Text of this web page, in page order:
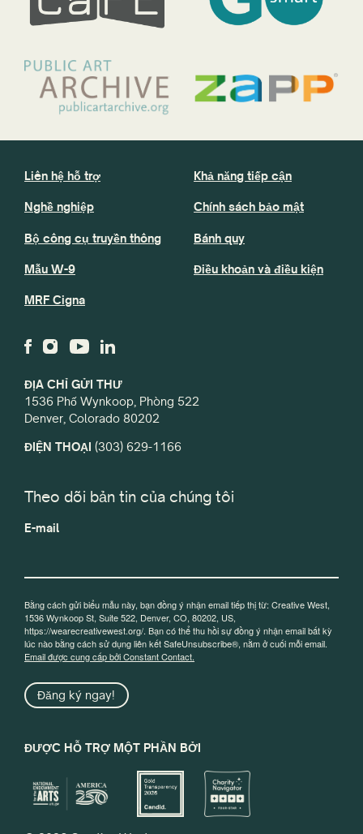
ĐỊA CHỈ GỬI THƯ
1536 Phố Wynkoop, Phòng 522
Denver, Colorado 80202
ĐIỆN THOẠI (303) 629-1166
Liên hệ hỗ trợ
Nghề nghiệp
Bộ công cụ truyền thông
Mẫu W-9
MRF Cigna
Khả năng tiếp cận
Chính sách bảo mật
Bánh quy
Điều khoản và điều kiện
Theo dõi bản tin của chúng tôi
E-mail
Bằng cách gửi biểu mẫu này, bạn đồng ý nhận email tiếp thị từ: Creative West,
1536 Wynkoop St, Suite 522, Denver, CO, 80202, US,
https://wearecreativewest.org/. Bạn có thể thu hồi sự đồng ý nhận email bất kỳ
lúc nào bằng cách sử dụng liên kết SafeUnsubscribe®, nằm ở cuối mỗi email.
Email được cung cấp bởi Constant Contact.
Đăng ký ngay!
ĐƯỢC HỖ TRỢ MỘT PHẦN BỞI